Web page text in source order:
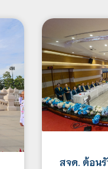
สจด. ต้อน